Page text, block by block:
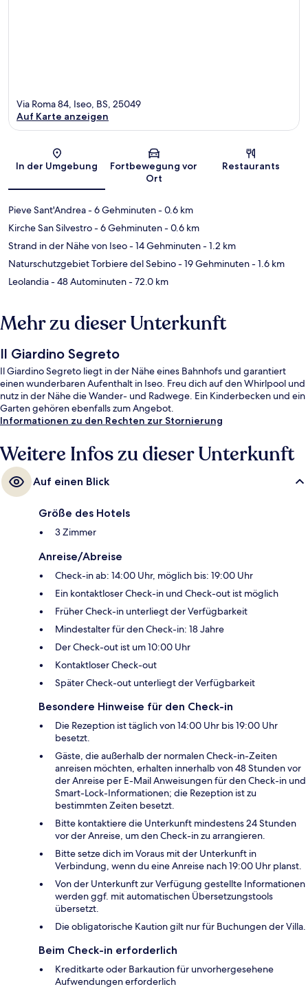
Karte
Via Roma 84, Iseo, BS, 25049
Auf Karte anzeigen
In der Umgebung
Fortbewegung vor
Ort
Restaurants
Pieve Sant'Andrea- 6 Gehminuten- 0.6 km
Kirche San Silvestro- 6 Gehminuten- 0.6 km
Strand in der Nähe von Iseo- 14 Gehminuten- 1.2 km
Naturschutzgebiet Torbiere del Sebino- 19 Gehminuten- 1.6 km
Leolandia- 48 Autominuten- 72.0 km
Mehr zu dieser Unterkunft
Il Giardino Segreto
Il Giardino Segreto liegt in der Nähe eines Bahnhofs und garantiert
einen wunderbaren Aufenthalt in Iseo. Freu dich auf den Whirlpool und
nutz in der Nähe die Wander- und Radwege. Ein Kinderbecken und ein
Garten gehören ebenfalls zum Angebot.
Informationen zu den Rechten zur Stornierung
Weitere Infos zu dieser Unterkunft
Auf einen Blick
Größe des Hotels
3 Zimmer
Anreise/Abreise
Check-in ab: 14:00 Uhr, möglich bis: 19:00 Uhr
Ein kontaktloser Check-in und Check-out ist möglich
Früher Check-in unterliegt der Verfügbarkeit
Mindestalter für den Check-in: 18 Jahre
Der Check-out ist um 10:00 Uhr
Kontaktloser Check-out
Später Check-out unterliegt der Verfügbarkeit
Besondere Hinweise für den Check-in
Die Rezeption ist täglich von 14:00 Uhr bis 19:00 Uhr
besetzt.
Gäste, die außerhalb der normalen Check-in-Zeiten
anreisen möchten, erhalten innerhalb von 48 Stunden vor
der Anreise per E-Mail Anweisungen für den Check-in und
Smart-Lock-Informationen; die Rezeption ist zu
bestimmten Zeiten besetzt.
Bitte kontaktiere die Unterkunft mindestens 24 Stunden
vor der Anreise, um den Check-in zu arrangieren.
Bitte setze dich im Voraus mit der Unterkunft in
Verbindung, wenn du eine Anreise nach 19:00 Uhr planst.
Von der Unterkunft zur Verfügung gestellte Informationen
werden ggf. mit automatischen Übersetzungstools
übersetzt.
Die obligatorische Kaution gilt nur für Buchungen der Villa.
Beim Check-in erforderlich
Kreditkarte oder Barkaution für unvorhergesehene
Aufwendungen erforderlich